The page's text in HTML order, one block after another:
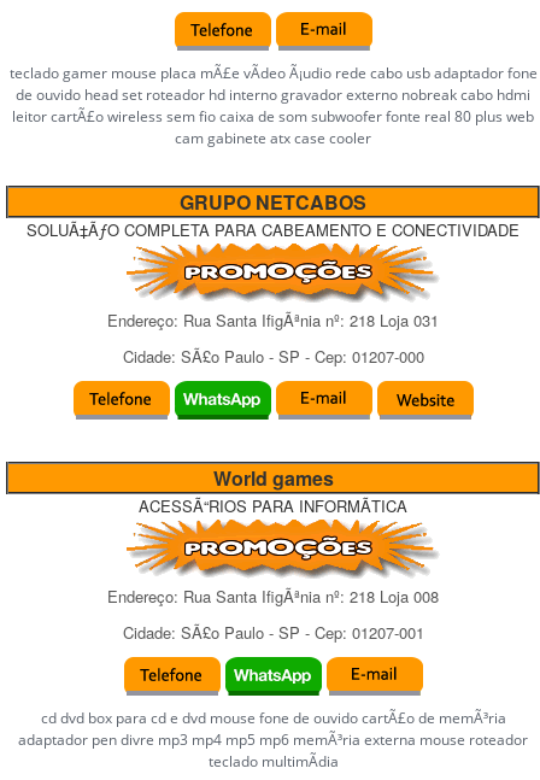
teclado gamer mouse placa mÃ£e vÃ­deo Ã¡udio rede cabo usb adaptador fone
de ouvido head set roteador hd interno gravador externo nobreak cabo hdmi
leitor cartÃ£o wireless sem fio caixa de som subwoofer fonte real 80 plus web
cam gabinete atx case cooler
GRUPO NETCABOS
SOLUÃ‡ÃƒO COMPLETA PARA CABEAMENTO E CONECTIVIDADE
Endereço: Rua Santa IfigÃªnia nº: 218 Loja 031
Cidade: SÃ£o Paulo- SP - Cep: 01207-000
World games
ACESSÃ“RIOS PARA INFORMÃTICA
Endereço: Rua Santa IfigÃªnia nº: 218 Loja 008
Cidade: SÃ£o Paulo- SP - Cep: 01207-001
cd dvd box para cd e dvd mouse fone de ouvido cartÃ£o de memÃ³ria
adaptador pen divre mp3 mp4 mp5 mp6 memÃ³ria externa mouse roteador
teclado multimÃ­dia